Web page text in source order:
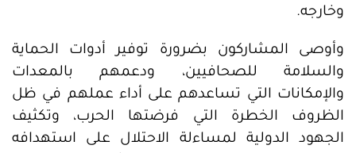
وخارجه.
وأوصى المشاركون بضرورة توفير أدوات الحماية
والسلامة للصحافيين، ودعمهم بالمعدات
والإمكانات التي تساعدهم على أداء عملهم في ظل
الظروف الخطرة التي فرضتها الحرب، وتكثيف
الجهود الدولية لمساءلة الاحتلال على استهدافه